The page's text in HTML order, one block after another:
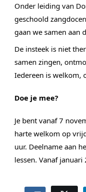
Onder leiding van
geschoold
gaan we samen aan
De insteek is niet
samen zingen,
Iedereen is welkom,
Doe je mee?
Je bent vanaf 7
harte welkom op
uur. Deelname aan
lessen. Vanaf